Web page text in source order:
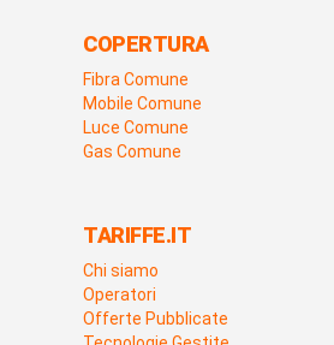
COPERTURA
Fibra Comune
Mobile Comune
Luce Comune
Gas Comune
TARIFFE.IT
Chi siamo
Operatori
Offerte Pubblicate